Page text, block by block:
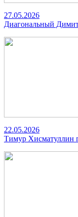
27.05.2026
Диагональный
22.05.2026
Тимур Хисматуллин